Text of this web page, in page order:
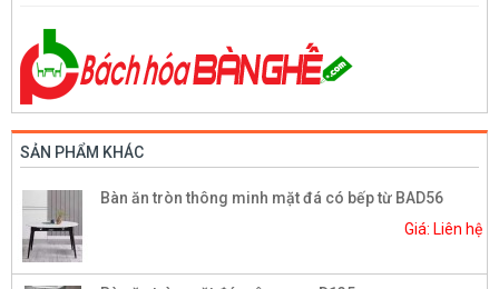
SẢN PHẨM KHÁC
Bàn ăn tròn thông minh mặt đá có bếp từ BAD56
Giá: Liên hệ